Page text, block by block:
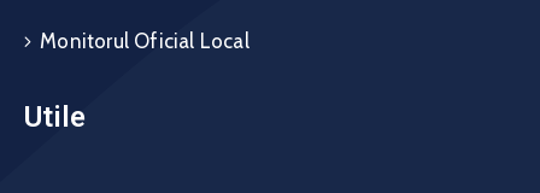
Monitorul Oficial Local
Utile